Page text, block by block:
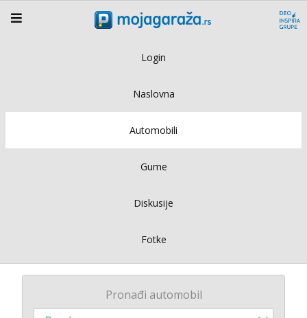
Login
Naslovna
Automobili
Gume
Diskusije
Fotke
Pronađi automobil